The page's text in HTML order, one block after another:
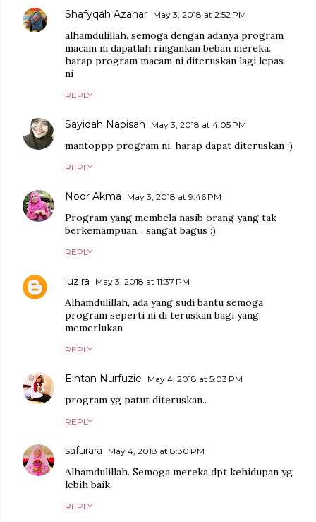
Shafyqah Azahar May 3, 2018 at 2:52 PM
alhamdulillah. semoga dengan adanya program
macam ni dapatlah ringankan beban mereka.
harap program macam ni diteruskan lagi lepas
ni
REPLY
Sayidah Napisah May 3, 2018 at 4:05 PM
mantoppp program ni. harap dapat diteruskan :)
REPLY
Noor Akma May 3, 2018 at 9:46 PM
Program yang membela nasib orang yang tak
berkemampuan... sangat bagus :)
REPLY
iuzira May 3, 2018 at 11:37 PM
Alhamdulillah, ada yang sudi bantu semoga
program seperti ni di teruskan bagi yang
memerlukan
REPLY
Eintan Nurfuzie May 4, 2018 at 5:03 PM
program yg patut diteruskan..
REPLY
safurara May 4, 2018 at 8:30 PM
Alhamdulillah. Semoga mereka dpt kehidupan yg
lebih baik.
REPLY